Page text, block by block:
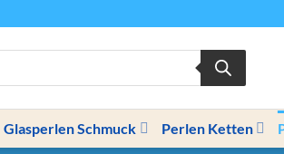
Glasperlen Schmuck Perlen Ketten